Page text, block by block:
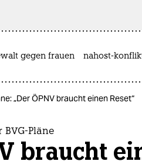
gegen frauen nahost-
„Der ÖPNV braucht einen Reset“
Pläne
braucht